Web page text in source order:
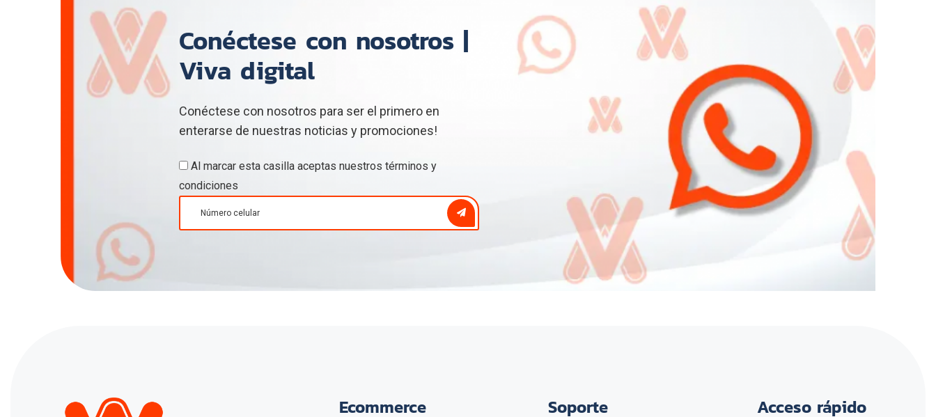
Conéctese con nosotros |
Viva digital
Conéctese con nosotros para ser el primero en
enterarse de nuestras noticias y promociones!
Al marcar esta casilla aceptas nuestros términos y
condiciones
Ecommerce Soporte Acceso rápido